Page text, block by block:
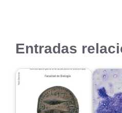
Entradas